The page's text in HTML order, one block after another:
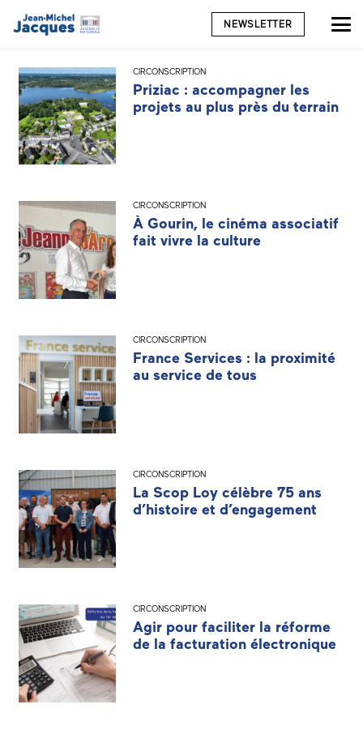
NEWSLETTER
CIRCONSCRIPTION
Priziac : accompagner les
projets au plus près du terrain
CIRCONSCRIPTION
À Gourin, le cinéma associatif
fait vivre la culture
CIRCONSCRIPTION
France Services : la proximité
au service de tous
CIRCONSCRIPTION
La Scop Loy célèbre 75 ans
d’histoire et d’engagement
CIRCONSCRIPTION
Agir pour faciliter la réforme
de la facturation électronique